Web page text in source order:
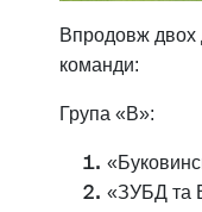
Впродовж двох
команди:
Група «В»:
«ЗУБД та